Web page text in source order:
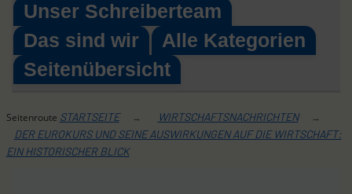
Unser Schreiberteam
Das sind wir
Alle Kategorien
Seitenübersicht
Seitenroute STARTSEITE → WIRTSCHAFTSNACHRICHTEN →
DER EUROKURS UND SEINE AUSWIRKUNGEN AUF DIE WIRTSCHAFT:
EIN HISTORISCHER BLICK